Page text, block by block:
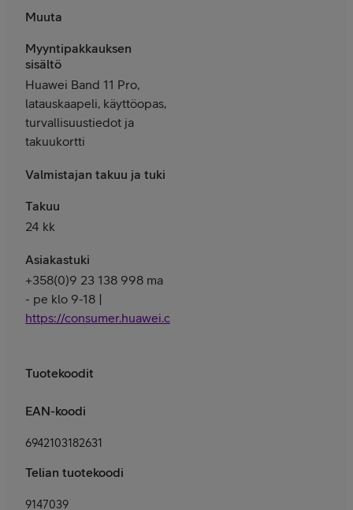
Muuta
Myyntipakkauksen
sisältö
Huawei Band 11 Pro,
latauskaapeli, käyttöopas,
turvallisuustiedot ja
takuukortti
Valmistajan takuu ja tuki
Takuu
24 kk
Asiakastuki
+358(0)9 23 138 998 ma
- pe klo 9-18 |
https://consumer.huawei.com/fi/support/
Tuotekoodit
EAN-koodi
6942103182631
Telian tuotekoodi
9147039